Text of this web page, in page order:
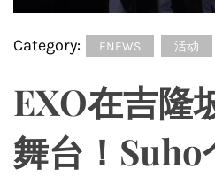
Category: ENEWS 活动
EXO在吉隆
舞台！